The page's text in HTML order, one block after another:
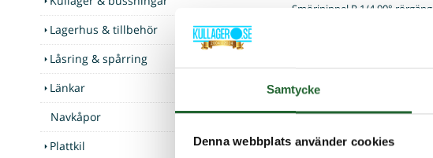
Samtycke
Denna webbplats använder cookies
Lagerhus & tillbehör
Låsring & spårring
Länkar
Navkåpor
Plattkil
Smörjnippel R 1/4 90° rörgäng